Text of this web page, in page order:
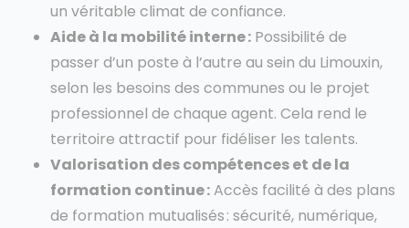
un véritable climat de confiance.
Aide à la mobilité interne : Possibilité de
passer d’un poste à l’autre au sein du Limouxin,
selon les besoins des communes ou le projet
professionnel de chaque agent. Cela rend le
territoire attractif pour fidéliser les talents.
Valorisation des compétences et de la
formation continue :Accès facilité à des plans
de formation mutualisés : sécurité, numérique,